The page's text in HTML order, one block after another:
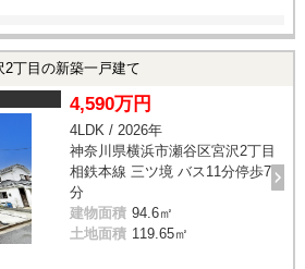
丁目の新築一戸建て
4,590万円
4LDK / 2026年
神奈川県横浜市瀬谷区宮沢2丁目
相鉄本線 三ツ境 バス11分停歩7
分
建物面積 94.6㎡
土地面積 119.65㎡